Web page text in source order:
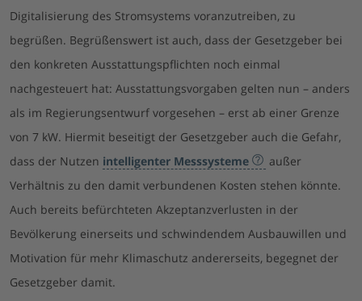
Digitalisierung des Stromsystems voranzutreiben, zu
begrüßen. Begrüßenswert ist auch, dass der Gesetzgeber bei
den konkreten Ausstattungspflichten noch einmal
nachgesteuert hat: Ausstattungsvorgaben gelten nun – anders
als im Regierungsentwurf vorgesehen – erst ab einer Grenze
von 7 kW. Hiermit beseitigt der Gesetzgeber auch die Gefahr,
dass der Nutzen intelligenter Messsysteme
außer
Verhältnis zu den damit verbundenen Kosten stehen könnte.
Auch bereits befürchteten Akzeptanzverlusten in der
Bevölkerung einerseits und schwindendem Ausbauwillen und
Motivation für mehr Klimaschutz andererseits, begegnet der
Gesetzgeber damit.